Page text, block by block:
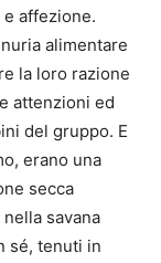
affezione.
alimentare
la loro razione
attenzioni ed
del gruppo. E
erano una
secca
savana
sé, tenuti in